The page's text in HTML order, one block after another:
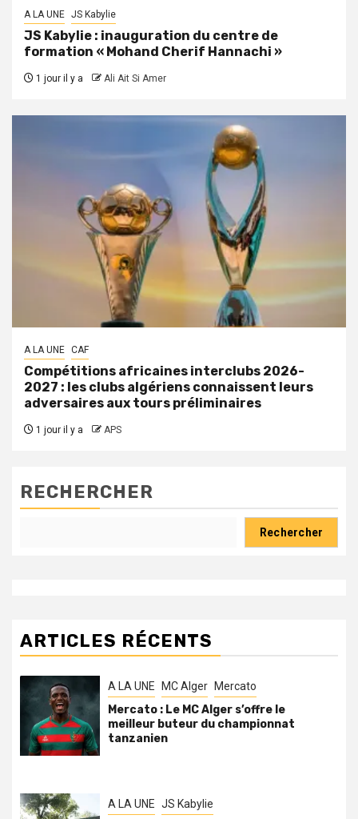
A LA UNE JS Kabylie
JS Kabylie : inauguration du centre de
formation « Mohand Cherif Hannachi »
1 jour il y a Ali Ait Si Amer
A LA UNE CAF
Compétitions africaines interclubs 2026-
2027 : les clubs algériens connaissent leurs
adversaires aux tours préliminaires
1 jour il y a APS
RECHERCHER
Rechercher
ARTICLES RÉCENTS
A LA UNE MC Alger Mercato
Mercato : Le MC Alger s’offre le
meilleur buteur du championnat
tanzanien
A LA UNE JS Kabylie